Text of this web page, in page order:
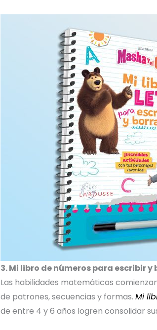
3. Mi libro de números para escribir y
Las habilidades matemáticas
de patrones, secuencias y formas. Mi
de entre 4 y 6 años logren consolidar